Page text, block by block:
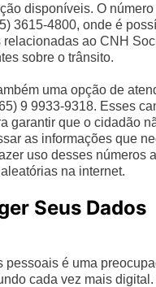
disponíveis. O número
3615-4800, onde é
relacionadas ao CNH
sobre o trânsito.
uma opção de
9 9933-9318. Esses
garantir que o cidadão
as informações que
uso desses números
na internet.
Seus Dados
pessoais é uma
cada vez mais